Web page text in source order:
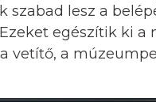
szabad lesz a
egészítik ki a
vetítő, a